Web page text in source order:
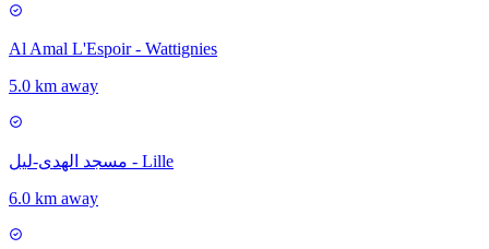
Al Amal L'Espoir - Wattignies
5.0 km away
مسجد الهدى-ليل - Lille
6.0 km away